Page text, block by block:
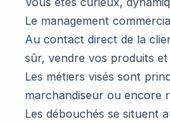
Le management
Au contact direct de la
sûr, vendre vos produits
Les métiers visés sont
marchandiseur ou encore
Les débouchés se situent